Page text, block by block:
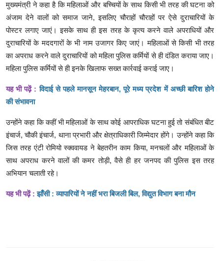
मुख्यमंत्री ने कहा है कि महिलाओं और बच्चियों के साथ किसी भी तरह की घटना को
अंजाम देने वालों को समाज जाने, इसलिए चौराहों चौराहों पर ऐसे दुराचारियों के
पोस्टर लगाए जाएं। इसके साथ ही इस तरह के कृत्य करने वाले अपराधियों और
दुराचारियों के मददगारों के भी नाम उजागर किए जाएं। महिलाओं से किसी भी तरह
का अपराध करने वाले दुराचारियों को महिला पुलिस कर्मियों से ही दंडित कराया जाए।
महिला पुलिस कर्मियों से ही इनके खिलाफ सख्त कार्रवाई कराई जाए।
यह भी पढ़ें : विदाई से पहले मानसून मेहरबान, पूरे मध्य प्रदेश में अच्छी बारिश होने
की संभावना
उन्होंने कहा कि कहीं भी महिलाओं के साथ कोई आपराधिक घटना हुई तो संबंधित बीट
इंचार्ज, चौकी इंचार्ज, थाना प्रभारी और क्षेत्राधिकारी जिम्मेदार होंगे। उन्होंने कहा कि
जिस तरह एंटी रोमियो स्क्ववायड ने बेहतरीन काम किया, मनचलों और महिलाओं के
साथ अपराध करने वालों की कमर तोड़ी, वैसे ही हर जनपद की पुलिस इस तरह
अभियान चलाती रहे।
यह भी पढ़ें : झाँसी : व्यापारियों ने नहीं भरा बिजली बिल, विद्युत विभाग बना मौन